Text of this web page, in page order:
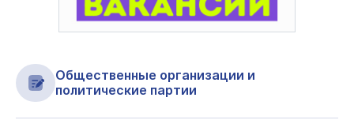
Общественные организации и
политические партии